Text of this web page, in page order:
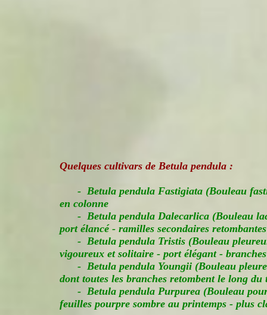
Quelques cultivars de Betula pendula :
- Betula pendula Fastigiata (Bouleau
en colonne
- Betula pendula Dalecarlica (Bouleau
port élancé - ramilles secondaires retombantes
- Betula pendula Tristis (Bouleau
vigoureux et solitaire - port élégant -
- Betula pendula Youngii (Bouleau
dont toutes les branches retombent le long du
- Betula pendula Purpurea (Bouleau
feuilles pourpre sombre au printemps - plus